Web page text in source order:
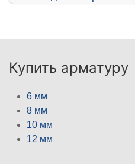
Купить арматуру
6 мм
8 мм
10 мм
12 мм